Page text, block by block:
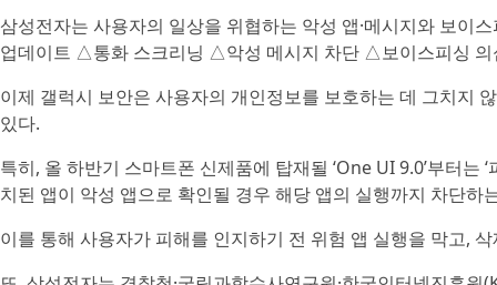
삼성전자는 사용자의 일상을 위협하는 악성 앱·메시지와 보
업데이트 △통화 스크리닝 △악성 메시지 차단 △보이스피싱 의
이제 갤럭시 보안은 사용자의 개인정보를 보호하는 데 그치지
있다.
특히, 올 하반기 스마트폰 신제품에 탑재될 ‘One UI 9.0’부터는
치된 앱이 악성 앱으로 확인될 경우 해당 앱의 실행까지 차단하
이를 통해 사용자가 피해를 인지하기 전 위험 앱 실행을 막고,